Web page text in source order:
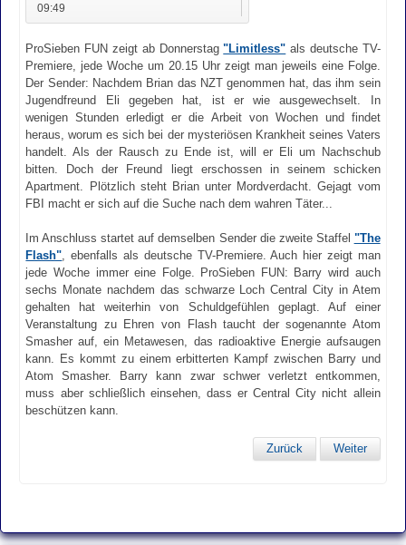
09:49
ProSieben FUN zeigt ab Donnerstag"Limitless" als deutsche TV-
Premiere, jede Woche um 20.15 Uhr zeigt man jeweils eine Folge.
Der Sender: Nachdem Brian das NZT genommen hat, das ihm sein
Jugendfreund Eli gegeben hat, ist er wie ausgewechselt. In
wenigen Stunden erledigt er die Arbeit von Wochen und findet
heraus, worum es sich bei der mysteriösen Krankheit seines Vaters
handelt. Als der Rausch zu Ende ist, will er Eli um Nachschub
bitten. Doch der Freund liegt erschossen in seinem schicken
Apartment. Plötzlich steht Brian unter Mordverdacht. Gejagt vom
FBI macht er sich auf die Suche nach dem wahren Täter...
Im Anschluss startet auf demselben Sender die zweite Staffel "The
Flash", ebenfalls als deutsche TV-Premiere. Auch hier zeigt man
jede Woche immer eine Folge. ProSieben FUN: Barry wird auch
sechs Monate nachdem das schwarze Loch Central City in Atem
gehalten hat weiterhin von Schuldgefühlen geplagt. Auf einer
Veranstaltung zu Ehren von Flash taucht der sogenannte Atom
Smasher auf, ein Metawesen, das radioaktive Energie aufsaugen
kann. Es kommt zu einem erbitterten Kampf zwischen Barry und
Atom Smasher. Barry kann zwar schwer verletzt entkommen,
muss aber schließlich einsehen, dass er Central City nicht allein
beschützen kann.
Zurück Weiter